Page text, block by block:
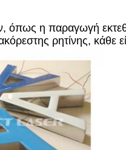
όπως η παραγωγή
ρητίνης,